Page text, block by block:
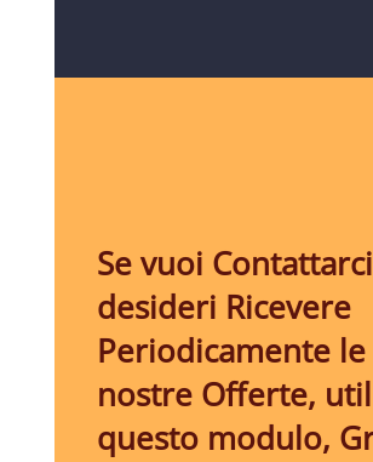
Se vuoi
desideri Ricevere
Periodicamente le
nostre Offerte,
questo modulo,